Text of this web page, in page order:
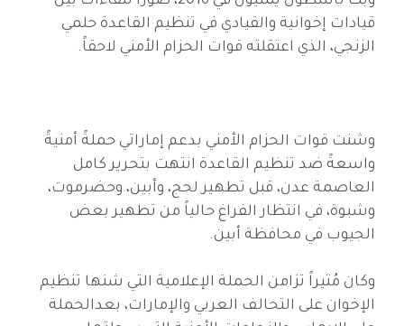
قيادات إخوانية والقيادي في تنظيم القاعدة حلمي
الزنجي، الذي اعتقلته قوات الحزام الأمني لاحقاً.
وشنت قوات الحزام الأمني بدعم إماراتي حملةً أمنيةً
واسعةً ضد تنظيم القاعدة انتهت بتحرير كامل
العاصمة عدن، قبل تطهير لحج، وأبين، وحضرموت،
وشبوة، في انتظار الفراغ حالياً من تطهير بعض
الجيوب في محافظة أبين.
وكان مُثيراً تزامن الحملة الإعلامية التي شنها تنظيم
الإخوان على التحالف العربي والإمارات، بعدالحملة